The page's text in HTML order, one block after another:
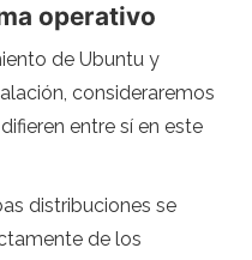
operativo
de Ubuntu y
consideraremos
entre sí en este
distribuciones se
de los